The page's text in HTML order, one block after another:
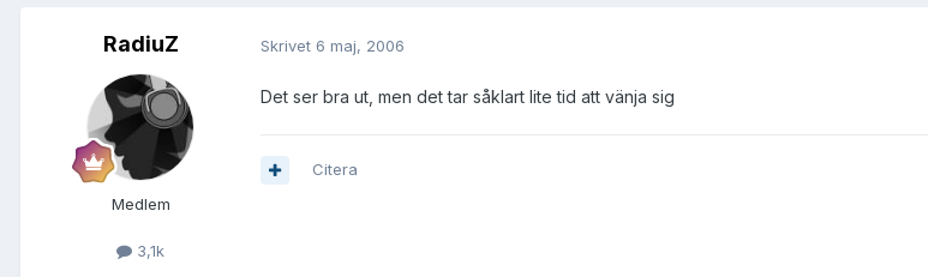
RadiuZ
Medlem
3,1k
Skrivet 6 maj, 2006
Det ser bra ut, men det tar såklart lite tid att vänja sig
Citera